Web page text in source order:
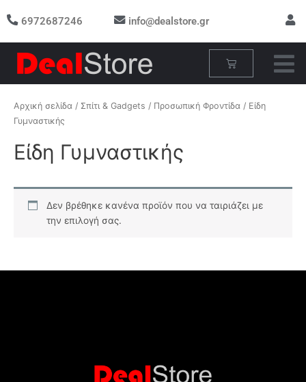
στο 6972687246 info@dealstore.gr
Cart
Αρχική σελίδα / Σπίτι & Gadgets / Προσωπική Φροντίδα / Είδη
Γυμναστικής
Είδη Γυμναστικής
Δεν βρέθηκε κανένα προϊόν που να ταιριάζει με
την επιλογή σας.